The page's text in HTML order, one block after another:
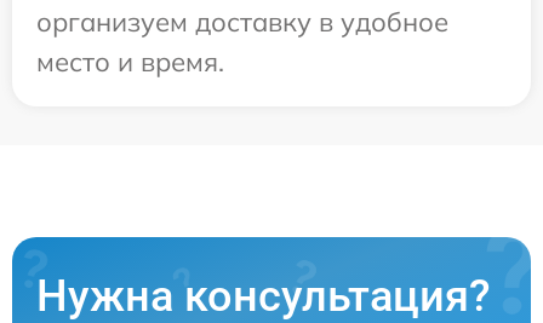
организуем доставку в удобное
место и время.
Нужна консультация?